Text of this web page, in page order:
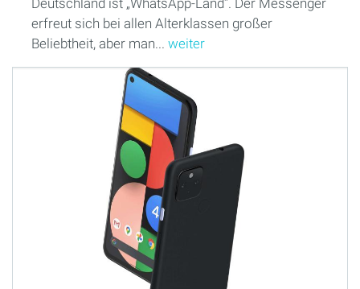
Deutschland ist „WhatsApp-Land“. Der Messenger
erfreut sich bei allen Alterklassen großer
Beliebtheit, aber man... weiter